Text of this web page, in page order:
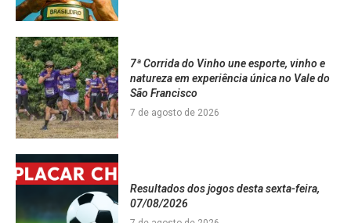
7ª Corrida do Vinho une esporte, vinho e
natureza em experiência única no Vale do
São Francisco
7 de agosto de 2026
Resultados dos jogos desta sexta-feira,
07/08/2026